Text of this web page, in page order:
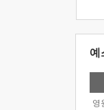
예
영